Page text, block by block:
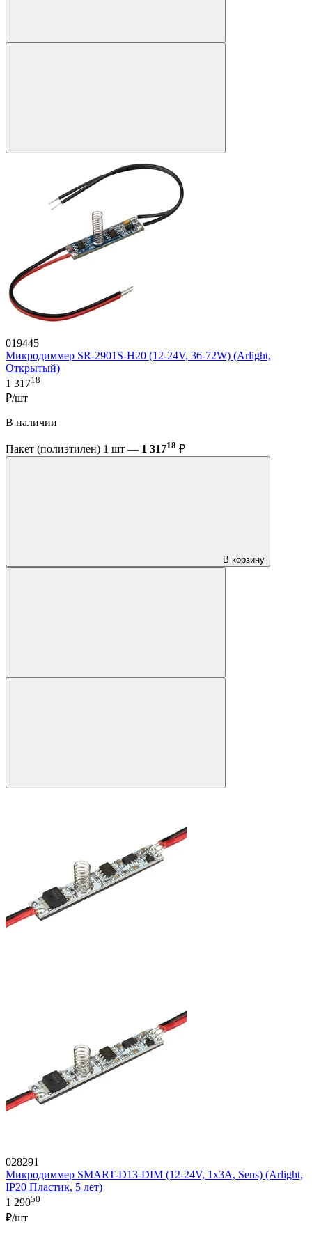
019445
Микродиммер SR-2901S-H20 (12-24V, 36-72W) (Arlight,
Открытый)
1 31718
₽/шт
В наличии
Пакет (полиэтилен) 1 шт — 1 31718 ₽
В корзину
028291
Микродиммер SMART-D13-DIM (12-24V, 1x3A, Sens) (Arlight,
IP20 Пластик, 5 лет)
1 29050
₽/шт